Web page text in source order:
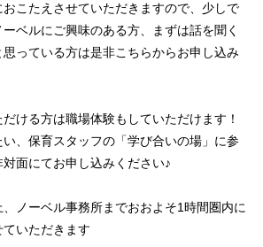
こたえさせていただきますので、少しで
ベルにご興味のある方、まずは話を聞く
っている方は是非こちらからお申し込み
ける方は職場体験もしていただけます！
、保育スタッフの「学び合いの場」に参
面にてお申し込みください♪
ノーベル事務所までおおよそ1時間圏内に
いただきます